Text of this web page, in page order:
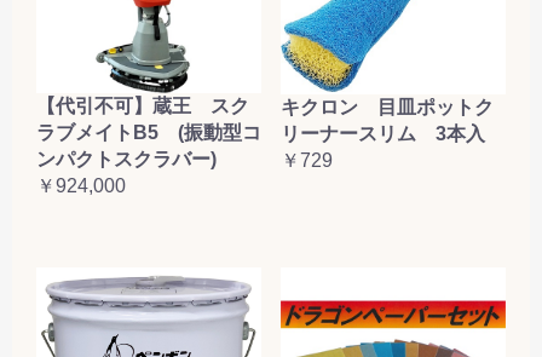
【代引不可】蔵王 スク
ラブメイトB5 (振動型コ
ンパクトスクラバー)
￥924,000
キクロン 目皿ポットク
リーナースリム 3本入
￥729